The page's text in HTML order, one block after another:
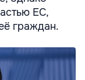
ЕС,
граждан.